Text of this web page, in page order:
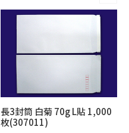
長3封筒 白菊 70g L貼 1,000
枚(307011)